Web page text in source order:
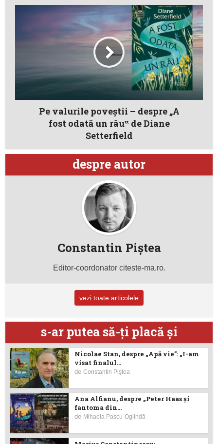
Pe valurile poveștii – despre „A
fost odată un râu‟ de Diane
Setterfield
despre autor
Constantin Piştea
Editor-coordonator citeste-ma.ro.
vezi toate articolele
s-ar putea să-ţi placă şi
Nicolae Stan, despre „Apă vie”: „I-am
visat finalul...
deConstantin Piştea
Ana Alfianu, despre „Peter Haas și
fantoma din...
de Mihaela Pascu-Oglindă